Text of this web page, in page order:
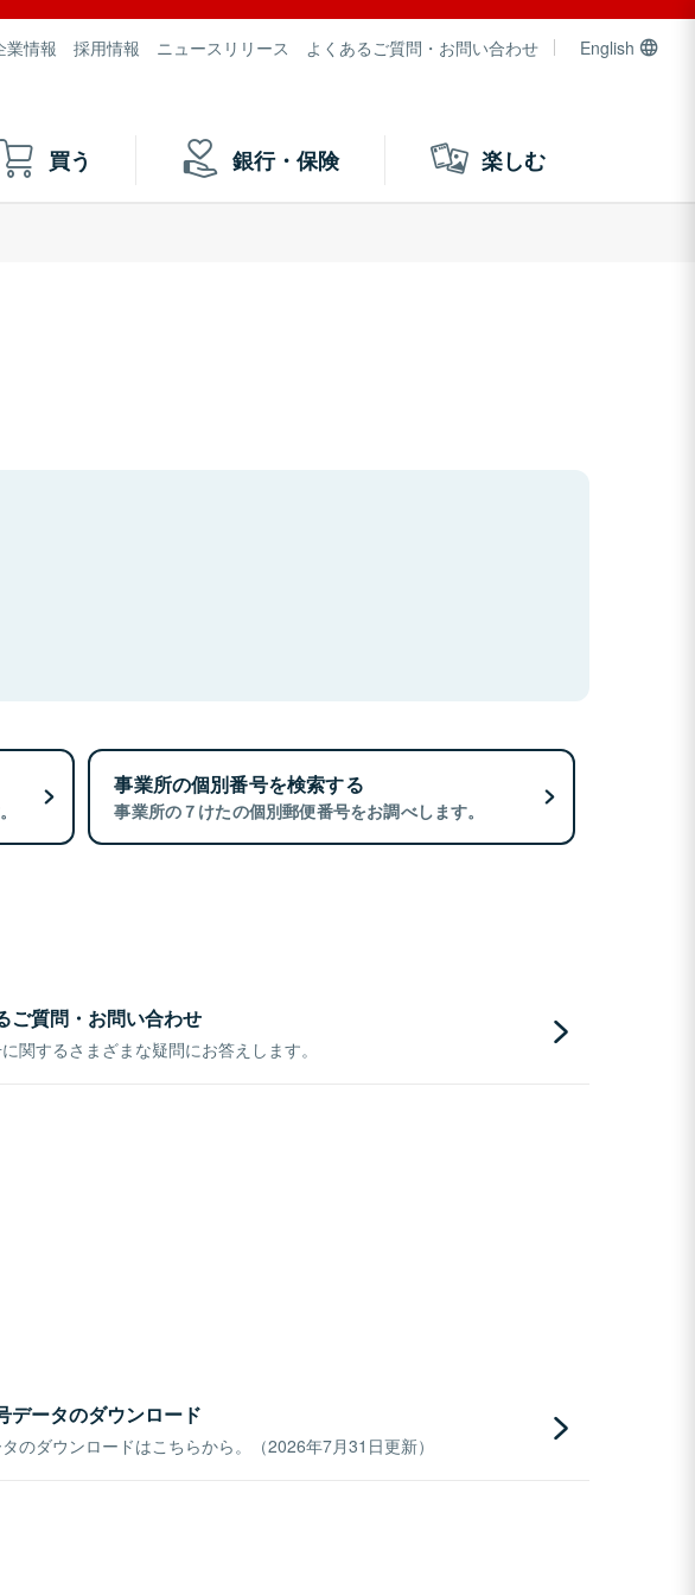
業情報 採用情報 ニュースリリース よくあるご質問・お問い合わせ English
買う 銀行・保険 楽しむ
事業所の個別番号を検索する
事業所の７けたの個別郵便番号をお調べします。
ご質問・お問い合わせ
関するさまざまな疑問にお答えします。
データのダウンロード
のダウンロードはこちらから。（2026年7月31日更新）